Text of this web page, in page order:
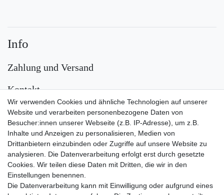
Wir verwenden Cookies und ähnliche Technologien auf unserer
Website und verarbeiten personenbezogene Daten von
Besucher:innen unserer Webseite (z.B. IP-Adresse), um z.B.
Inhalte und Anzeigen zu personalisieren, Medien von
Drittanbietern einzubinden oder Zugriffe auf unsere Website zu
analysieren. Die Datenverarbeitung erfolgt erst durch gesetzte
Cookies. Wir teilen diese Daten mit Dritten, die wir in den
Einstellungen benennen.
Die Datenverarbeitung kann mit Einwilligung oder aufgrund eines
Info
Zahlung und Versand
Kontakt
Versand